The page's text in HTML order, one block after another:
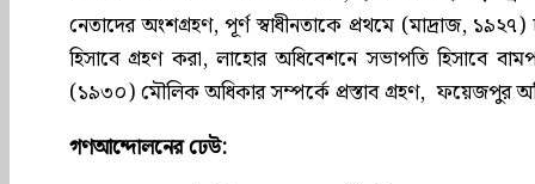
নেতাদের অংশগ্রহণ, পূর্ণ স্বাধীনতাকে প্রথমে (মাদ্রাজ,
হিসাবে গ্রহণ করা, লাহোর অধিবেশনে সভাপতি হিসাবে
(১৯৩০) মৌলিক অধিকার সম্পর্কে প্রস্তাব গ্রহণ, ফয়েজপুর
গণআন্দোলনের ঢেউ: